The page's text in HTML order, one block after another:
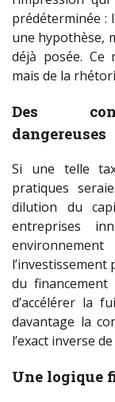
prédéterminée :
une hypothèse,
déjà posée. Ce
mais de la
Des
dangereuses
Si une telle
pratiques
dilution du
entreprises
l’investissement
du financement
d’accélérer la
davantage la
l’exact inverse
Une logique